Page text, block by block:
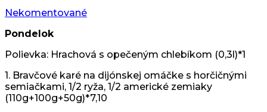
Nekomentované
Pondelok
Polievka: Hrachová s opečeným chlebíkom (0,3l)*1
1. Bravčové karé na dijónskej omáčke s horčičnými
semiačkami, 1/2 ryža, 1/2 americké zemiaky
(110g+100g+50g)*7,10